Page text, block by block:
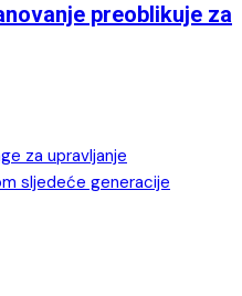
preoblikuje za